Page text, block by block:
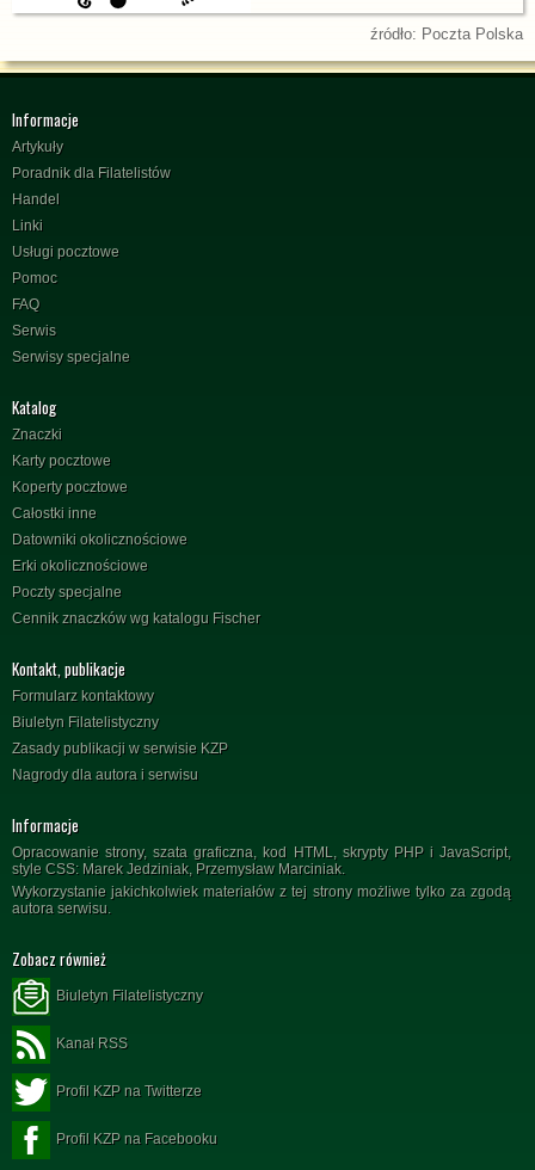
źródło: Poczta Polska
Informacje
Artykuły
Poradnik dla Filatelistów
Handel
Linki
Usługi pocztowe
Pomoc
FAQ
Serwis
Serwisy specjalne
Katalog
Znaczki
Karty pocztowe
Koperty pocztowe
Całostki inne
Datowniki okolicznościowe
Erki okolicznościowe
Poczty specjalne
Cennik znaczków wg katalogu Fischer
Kontakt, publikacje
Formularz kontaktowy
Biuletyn Filatelistyczny
Zasady publikacji w serwisie KZP
Nagrody dla autora i serwisu
Informacje
Opracowanie strony, szata graficzna, kod HTML, skrypty PHP i JavaScript,
style CSS: Marek Jedziniak, Przemysław Marciniak.
Wykorzystanie jakichkolwiek materiałów z tej strony możliwe tylko za zgodą
autora serwisu.
Zobacz również
Biuletyn Filatelistyczny
Kanał RSS
Profil KZP na Twitterze
Profil KZP na Facebooku